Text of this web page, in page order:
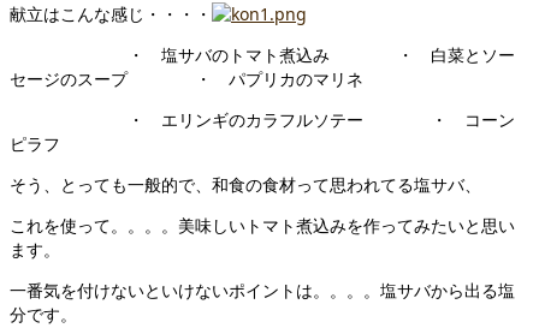
献立はこんな感じ・・・・
・ 塩サバのトマト煮込み ・ 白菜とソー
セージのスープ ・ パプリカのマリネ
・ エリンギのカラフルソテー ・ コーン
ピラフ
そう、とっても一般的で、和食の食材って思われてる塩サバ、
これを使って。。。。美味しいトマト煮込みを作ってみたいと思い
ます。
一番気を付けないといけないポイントは。。。。塩サバから出る塩
分です。